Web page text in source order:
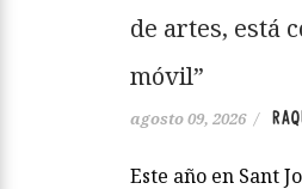
de artes, está
móvil”
agosto 09, 2026 /
Este año en Sant